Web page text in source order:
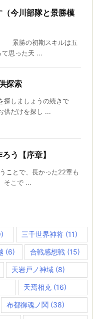
今川部隊と景勝模
勝の初期スキルは五
て思った天 ...
探索
しましょうの続きで
だけを探し ...
う【序章】
とで、長かった22章も
そこで ...
三千世界神将(11)
(6) 合戦感想戦(15)
天岩戸ノ神域 (8)
天焉相克(16)
布都御魂ノ鬨(38)